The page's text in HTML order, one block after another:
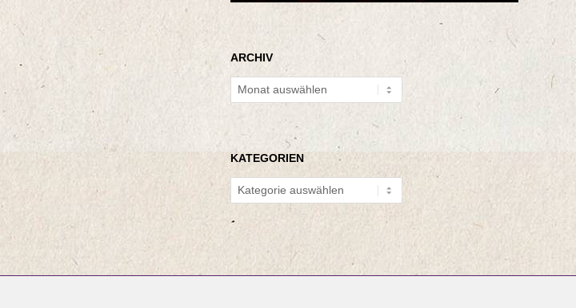
ARCHIV
Archiv
KATEGORIEN
Kategorien